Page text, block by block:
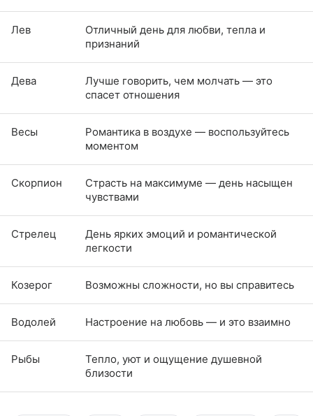
Лев
Отличный день для любви, тепла и
признаний
Дева
Лучше говорить, чем молчать — это
спасет отношения
Весы
Романтика в воздухе — воспользуйтесь
моментом
Скорпион
Страсть на максимуме — день насыщен
чувствами
Стрелец
День ярких эмоций и романтической
легкости
Козерог Возможны сложности, но вы справитесь
Водолей Настроение на любовь — и это взаимно
Рыбы
Тепло, уют и ощущение душевной
близости